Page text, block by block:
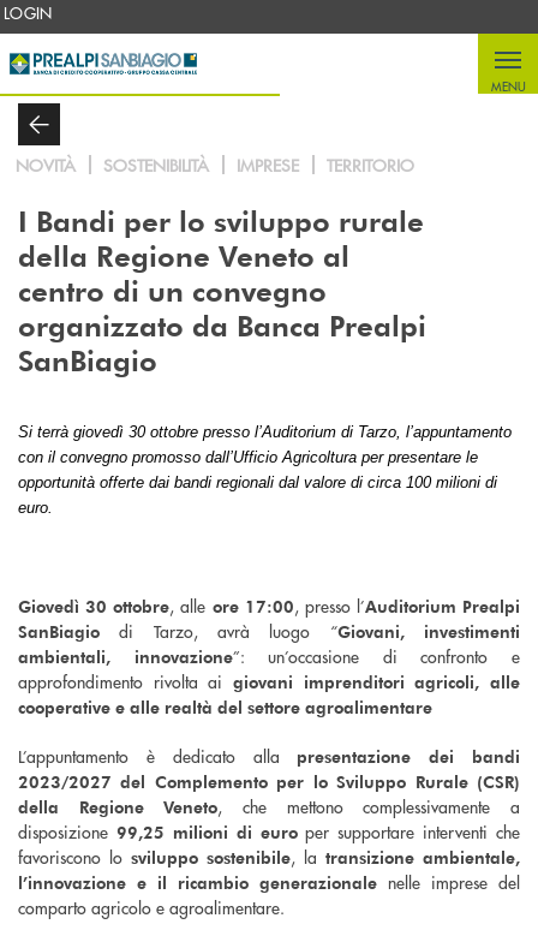
Salta al contenuto principale
LOGIN
MENU
NOVITÀ SOSTENIBILITÀ IMPRESE TERRITORIO
I Bandi per lo sviluppo rurale
della Regione Veneto al
centro di un convegno
organizzato da Banca Prealpi
SanBiagio
Si terrà giovedì 30 ottobre presso l’Auditorium di Tarzo, l’appuntamento
con il convegno promosso dall’Ufficio Agricoltura per presentare le
opportunità offerte dai bandi regionali dal valore di circa 100 milioni di
euro.
Giovedì 30 ottobre, alle ore 17:00, presso l’Auditorium Prealpi
SanBiagio di Tarzo, avrà luogo “Giovani, investimenti
ambientali, innovazione”: un’occasione di confronto e
approfondimento rivolta ai giovani imprenditori agricoli, alle
cooperative e alle realtà del settore agroalimentare
L’appuntamento è dedicato alla presentazione dei bandi
2023/2027 del Complemento per lo Sviluppo Rurale (CSR)
della Regione Veneto, che mettono complessivamente a
disposizione 99,25 milioni di europer supportare interventi che
favoriscono lo sviluppo sostenibile, la transizione ambientale,
l’innovazione e il ricambio generazionale nelle imprese del
comparto agricolo e agroalimentare.